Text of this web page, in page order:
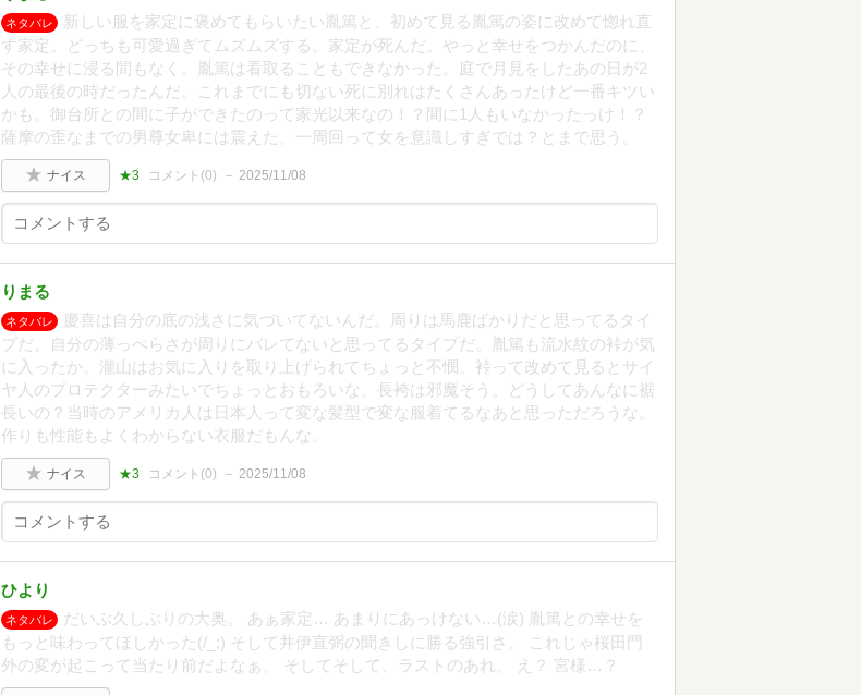
ネタバレ
新しい服を家定に褒めてもらいたい胤篤と、初めて見る胤篤の姿に改めて惚れ直
す家定。どっちも可愛過ぎてムズムズする。家定が死んだ。やっと幸せをつかんだのに、
その幸せに浸る間もなく。胤篤は看取ることもできなかった。庭で月見をしたあの日が2
人の最後の時だったんだ。これまでにも切ない死に別れはたくさんあったけど一番キツい
かも。御台所との間に子ができたのって家光以来なの！？間に1人もいなかったっけ！？
薩摩の歪なまでの男尊女卑には震えた。一周回って女を意識しすぎでは？とまで思う。
ナイス ★3 コメント(0) 2025/11/08
りまる
ネタバレ
慶喜は自分の底の浅さに気づいてないんだ。周りは馬鹿ばかりだと思ってるタイ
プだ。自分の薄っぺらさが周りにバレてないと思ってるタイプだ。胤篤も流水紋の裃が気
に入ったか。瀧山はお気に入りを取り上げられてちょっと不憫。裃って改めて見るとサイ
ヤ人のプロテクターみたいでちょっとおもろいな。長袴は邪魔そう。どうしてあんなに裾
長いの？当時のアメリカ人は日本人って変な髪型で変な服着てるなあと思っただろうな。
作りも性能もよくわからない衣服だもんな。
ナイス ★3 コメント(0) 2025/11/08
ひより
ネタバレ
だいぶ久しぶりの大奥。 あぁ家定… あまりにあっけない…(涙) 胤篤との幸せを
もっと味わってほしかった(/_;) そして井伊直弼の聞きしに勝る強引さ。 これじゃ桜田門
外の変が起こって当たり前だよなぁ。 そしてそして、ラストのあれ。 え？ 宮様…？